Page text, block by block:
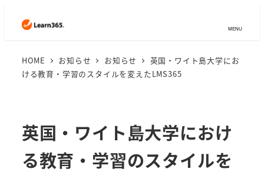
MENU
HOME お知らせ お知らせ
英国・ワイト島大学にお
ける教育・学習のスタイルを変えたLMS365
英国・ワイト島大学におけ
る教育・学習のスタイルを